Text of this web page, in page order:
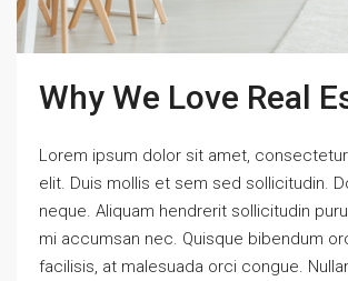
Why We Love Real
Lorem ipsum dolor sit amet,
elit. Duis mollis et sem sed sollicitudin.
neque. Aliquam hendrerit sollicitudin
mi accumsan nec. Quisque bibendum
facilisis, at malesuada orci congue.